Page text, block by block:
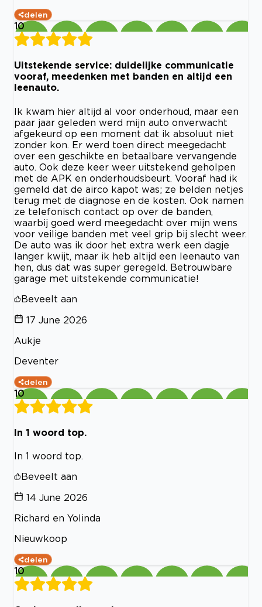
delen
10
Uitstekende service: duidelijke communicatie
vooraf, meedenken met banden en altijd een
leenauto.
Ik kwam hier altijd al voor onderhoud, maar een
paar jaar geleden werd mijn auto onverwacht
afgekeurd op een moment dat ik absoluut niet
zonder kon. Er werd toen direct meegedacht
over een geschikte en betaalbare vervangende
auto. Ook deze keer weer uitstekend geholpen
met de APK en onderhoudsbeurt. Vooraf had ik
gemeld dat de airco kapot was; ze belden netjes
terug met de diagnose en de kosten. Ook namen
ze telefonisch contact op over de banden,
waarbij goed werd meegedacht over mijn wens
voor veilige banden met veel grip bij slecht weer.
De auto was ik door het extra werk een dagje
langer kwijt, maar ik heb altijd een leenauto van
hen, dus dat was super geregeld. Betrouwbare
garage met uitstekende communicatie!
Beveelt aan
17 June 2026
Aukje
Deventer
delen
10
In 1 woord top.
In 1 woord top.
Beveelt aan
14 June 2026
Richard en Yolinda
Nieuwkoop
delen
10